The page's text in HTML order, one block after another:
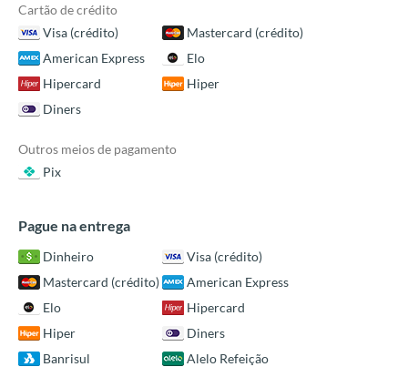
Cartão de crédito
Visa (crédito)
Mastercard (crédito)
American Express
Elo
Hipercard
Hiper
Diners
Outros meios de pagamento
Pix
Pague na entrega
Dinheiro
Visa (crédito)
Mastercard (crédito)
American Express
Elo
Hipercard
Hiper
Diners
Banrisul
Alelo Refeição